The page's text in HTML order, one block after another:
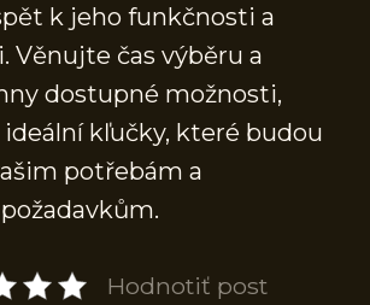
k jeho funkčnosti a
Věnujte čas výběru a
dostupné možnosti,
kľučky, které budou
potřebám a
Hodnotiť post